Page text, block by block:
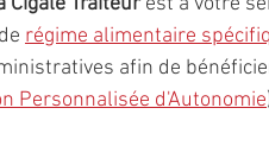
régime alimentaire
afin de
Personnalisée d'Autonomie